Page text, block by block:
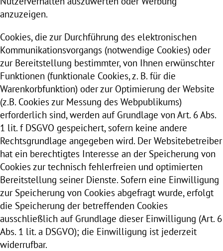
anzuzeigen.
Cookies, die zur Durchführung des elektronischen
Kommunikationsvorgangs (notwendige Cookies) oder
zur Bereitstellung bestimmter, von Ihnen erwünschter
Funktionen (funktionale Cookies, z. B. für die
Warenkorbfunktion) oder zur Optimierung der Website
(z.B. Cookies zur Messung des Webpublikums)
erforderlich sind, werden auf Grundlage von Art. 6 Abs.
1 lit. f DSGVO gespeichert, sofern keine andere
Rechtsgrundlage angegeben wird. Der Websitebetreiber
hat ein berechtigtes Interesse an der Speicherung von
Cookies zur technisch fehlerfreien und optimierten
Bereitstellung seiner Dienste. Sofern eine Einwilligung
zur Speicherung von Cookies abgefragt wurde, erfolgt
die Speicherung der betreffenden Cookies
ausschließlich auf Grundlage dieser Einwilligung (Art. 6
Abs. 1 lit. a DSGVO); die Einwilligung ist jederzeit
widerrufbar.